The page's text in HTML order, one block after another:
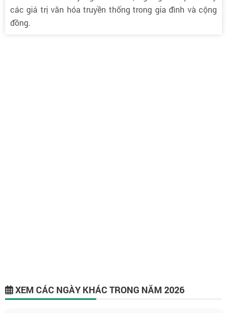
các giá trị văn hóa truyền thống trong gia đình và cộng
đồng.
XEM CÁC NGÀY KHÁC TRONG NĂM 2026